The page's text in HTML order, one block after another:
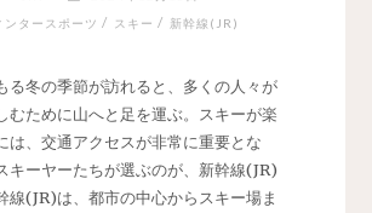
ンタースポーツ / スキー / 新幹線(JR)
る冬の季節が訪れると、多くの人々が
むために山へと足を運ぶ。
スキーが楽
は、交通アクセスが非常に重要とな
キーヤーたちが選ぶのが、新幹線(JR)
線(JR)は、都市の中心からスキー場ま